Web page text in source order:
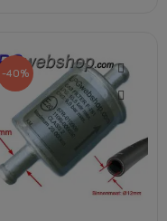
-40%